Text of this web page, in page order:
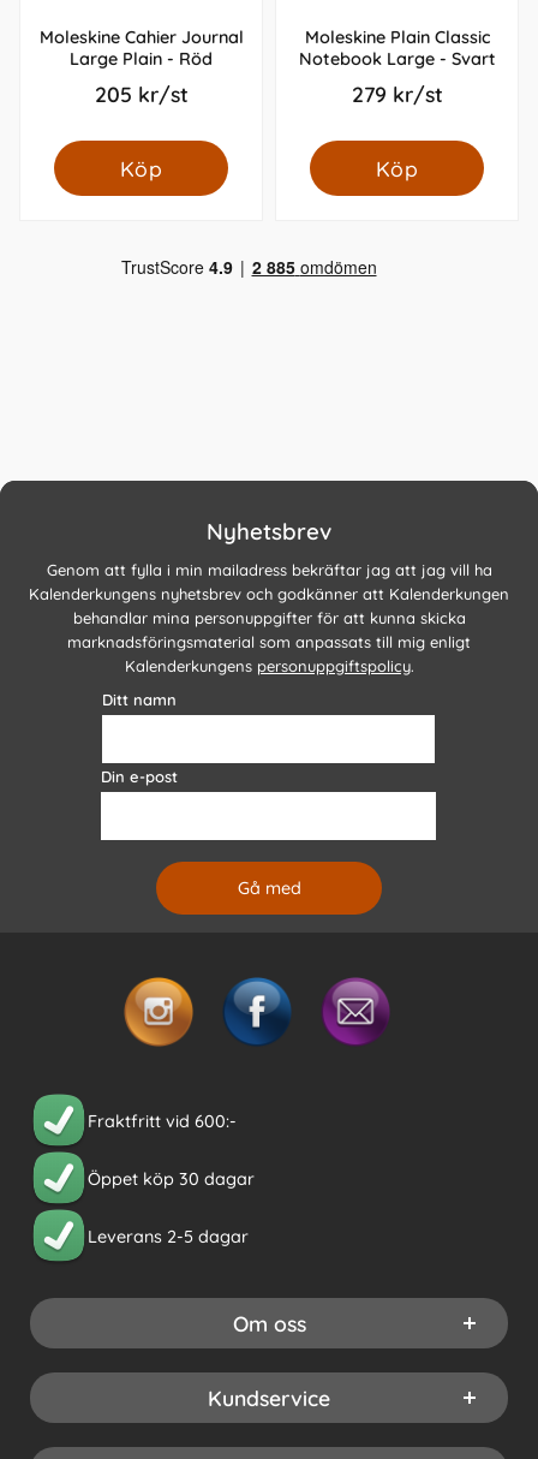
Moleskine Cahier Journal
Large Plain - Röd
205 kr/st
Köp
Moleskine Plain Classic
Notebook Large - Svart
279 kr/st
Köp
Nyhetsbrev
Genom att fylla i min mailadress bekräftar jag att jag vill ha
Kalenderkungens nyhetsbrev och godkänner att Kalenderkungen
behandlar mina personuppgifter för att kunna skicka
marknadsföringsmaterial som anpassats till mig enligt
Kalenderkungens personuppgiftspolicy.
Ditt namn
Din e-post
Fraktfritt vid 600:-
Öppet köp 30 dagar
Leverans 2-5 dagar
Om oss
Kundservice